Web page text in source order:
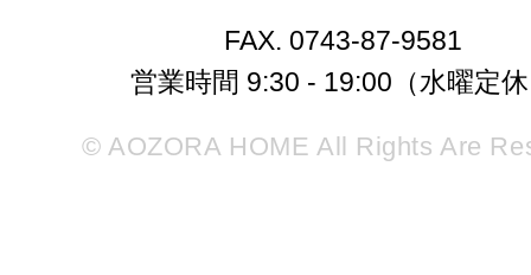
FAX. 0743-87-9581
営業時間 9:30 - 19:00（水曜定
© AOZORA HOME All Rights Are